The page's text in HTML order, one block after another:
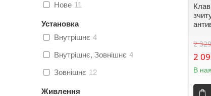
2
2
В
Нове 11
Установка
Внутрішнє 4
Внутрішнє, Зовнішнє 4
Зовнішнє 12
Живлення